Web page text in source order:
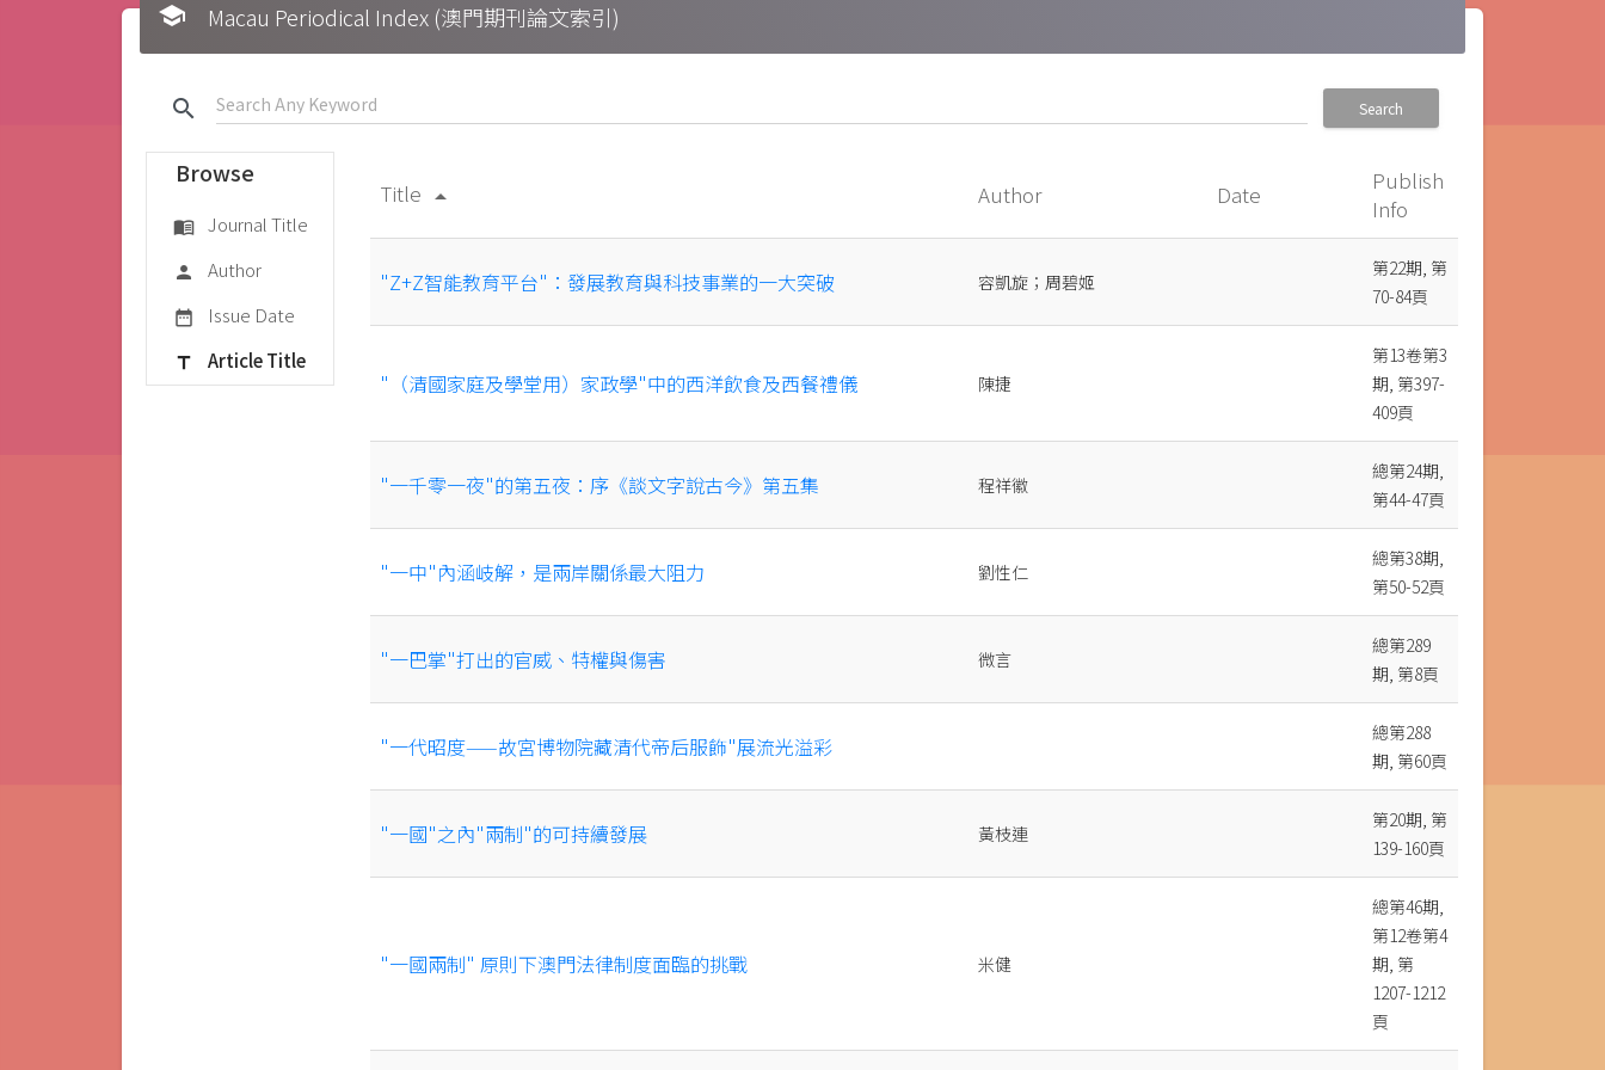
school Macau Periodical Index (澳門期刊論文索引)
search Search
Browse
menu_book Journal Title
person Author
date_range Issue Date
title Article Title
Title arrow_drop_up Author Date
Publish
Info
"Z+Z智能教育平台"：發展教育與科技事業的一大突破 容凱旋；周碧姬
第22期, 第
70-84頁
"（清國家庭及學堂用）家政學"中的西洋飲食及西餐禮儀 陳捷
第13卷第3
期, 第397-
409頁
"一千零一夜"的第五夜：序《談文字說古今》第五集 程祥徽
總第24期,
第44-47頁
"一中"內涵岐解，是兩岸關係最大阻力 劉性仁
總第38期,
第50-52頁
"一巴掌"打出的官威、特權與傷害 微言
總第289
期, 第8頁
"一代昭度——故宮博物院藏清代帝后服飾"展流光溢彩
總第288
期, 第60頁
"一國"之內"兩制"的可持續發展 黃枝連
第20期, 第
139-160頁
"一國兩制" 原則下澳門法律制度面臨的挑戰 米健
總第46期,
第12卷第4
期, 第
1207-1212
頁